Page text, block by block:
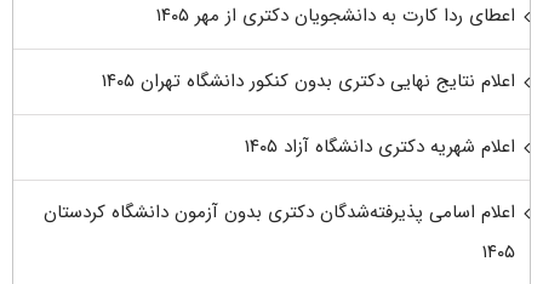
اعطای ردا کارت به دانشجویان دکتری از مهر ۱۴۰۵
اعلام نتایج نهایی دکتری بدون کنکور دانشگاه تهران ۱۴۰۵
اعلام شهریه دکتری دانشگاه آزاد ۱۴۰۵
اعلام اسامی پذیرفته‌شدگان دکتری بدون آزمون دانشگاه کردستان
۱۴۰۵